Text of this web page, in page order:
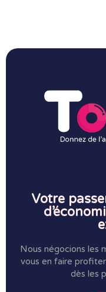
Votre
Nous négocions les
vous en faire
dès les